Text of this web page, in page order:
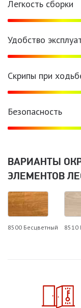
Легкость сборки
Удобство
Скрипы при
Безопасность
ВАРИАНТЫ
ЭЛЕМЕНТОВ
8500 Бесцветный 8510